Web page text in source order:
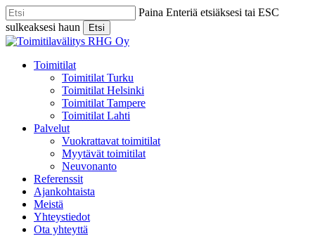
Skip
to
main
content
Paina Enteriä etsiäksesi tai ESC
sulkeaksesi haun
Etsi
Close
Menu
Toimitilat
Toimitilat Turku
Toimitilat Helsinki
Toimitilat Tampere
Toimitilat Lahti
Palvelut
Vuokrattavat toimitilat
Myytävät toimitilat
Neuvonanto
Referenssit
Ajankohtaista
Meistä
Yhteystiedot
Ota yhteyttä